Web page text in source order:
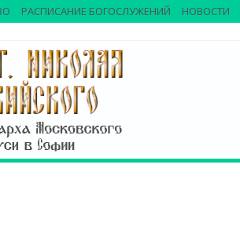
РАСПИСАНИЕ БОГОСЛУЖЕНИЙ НОВОСТИ